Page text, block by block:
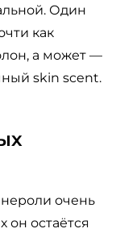
Один
как
а может —
skin scent.
очень
он остаётся